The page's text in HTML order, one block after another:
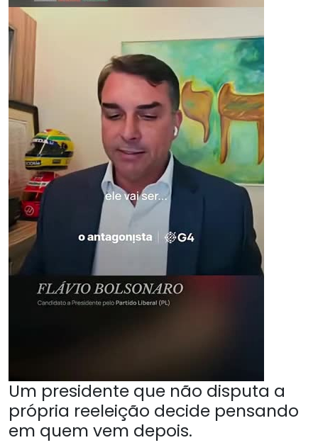
Um presidente que não disputa a
própria reeleição decide pensando
em quem vem depois.